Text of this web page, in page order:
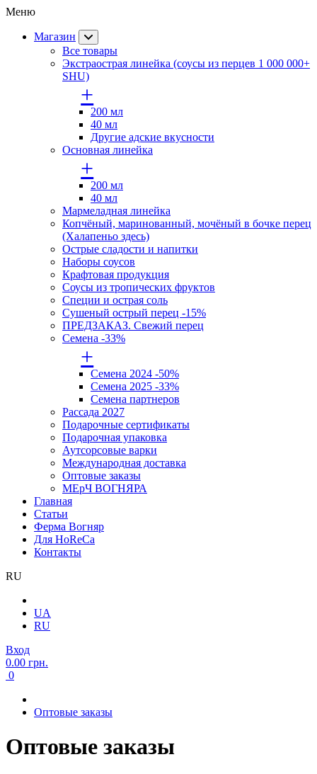
Меню
Магазин
Все товары
Экстраострая линейка (соусы из перцев 1 000 000+
SHU)
+
200 мл
40 мл
Другие адские вкусности
Основная линейка
+
200 мл
40 мл
Мармеладная линейка
Копчёный, маринованный, мочёный в бочке перец
(Халапеньо здесь)
Острые сладости и напитки
Наборы соусов
Крафтовая продукция
Cоусы из тропических фруктов
Специи и острая соль
Сушеный острый перец -15%
ПРЕДЗАКАЗ. Свежий перец
Семена -33%
+
Семена 2024 -50%
Семена 2025 -33%
Семена партнеров
Рассада 2027
Подарочные сертификаты
Подарочная упаковка
Аутсорсовые варки
Международная доставка
Оптовые заказы
МЕрЧ ВОГНЯРА
Главная
Статьи
Ферма Вогняр
Для HoReCa
Контакты
RU
UA
RU
Вход
0.00 грн.
0
Оптовые заказы
Оптовые заказы